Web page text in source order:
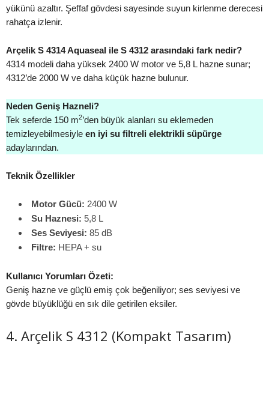
yükünü azaltır. Şeffaf gövdesi sayesinde suyun kirlenme derecesi
rahatça izlenir.
Arçelik S 4314 Aquaseal ile S 4312 arasındaki fark nedir?
4314 modeli daha yüksek 2400 W motor ve 5,8 L hazne sunar;
4312’de 2000 W ve daha küçük hazne bulunur.
Neden Geniş Hazneli?
Tek seferde 150 m2’den büyük alanları su eklemeden
temizleyebilmesiyle en iyi su filtreli elektrikli süpürge
adaylarından.
Teknik Özellikler
Motor Gücü: 2400 W
Su Haznesi: 5,8 L
Ses Seviyesi: 85 dB
Filtre: HEPA + su
Kullanıcı Yorumları Özeti:
Geniş hazne ve güçlü emiş çok beğeniliyor; ses seviyesi ve
gövde büyüklüğü en sık dile getirilen eksiler.
4. Arçelik S 4312 (Kompakt Tasarım)